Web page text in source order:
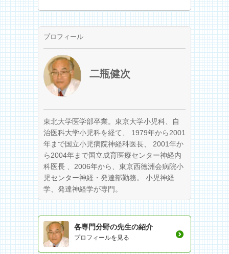
プロフィール
二瓶健次
東北大学医学部卒業。東京大学小児科、自
治医科大学小児科を経て、 1979年から2001
年まで国立小児病院神経科医長、 2001年か
ら2004年まで国立成育医療センター神経内
科医長 、2006年から、東京西徳洲会病院小
児センター神経・発達部勤務。 小児神経
学、発達神経学が専門。
各専門分野の先生の紹介
プロフィールを見る